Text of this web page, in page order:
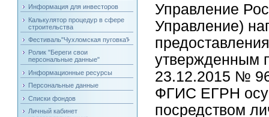
Информация для инвесторов
Калькулятор процедур в сфере
строительства
Фестиваль"Чухломская пуговка"
Ролик "Береги свои
персональные данные"
Информационные ресурсы
Персональные данные
Списки фондов
Личный кабинет
Управление
Управление)
утвержденным
23.12.2015 №
ФГИС ЕГРН
посредством